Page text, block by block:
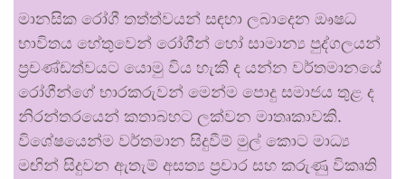
මානසික රෝගී තත්ත්වයන් සඳහා ලබාදෙන ඖෂධ
භාවිතය හේතුවෙන් රෝගීන් හෝ සාමාන්‍ය පුද්ගලයන්
ප්‍රචණ්ඩත්වයට යොමු විය හැකි ද යන්න වර්තමානයේ
රෝගීන්ගේ භාරකරුවන් මෙන්ම පොදු සමාජය තුළ ද
නිරන්තරයෙන් කතාබහට ලක්වන මාතෘකාවකි.
විශේෂයෙන්ම වර්තමාන සිදුවීම් මුල් කොට මාධ්‍ය
මඟින් සිදුවන ඇතැම් අසත්‍ය ප්‍රචාර සහ කරුණු විකෘති